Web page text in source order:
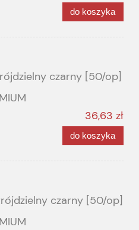
do koszyka
czarny [50/op]
36,63 zł
do koszyka
czarny [50/op]